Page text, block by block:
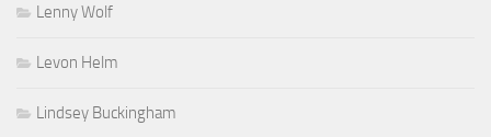
Lenny Wolf
Levon Helm
Lindsey Buckingham